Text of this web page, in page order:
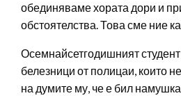
обединяваме хората дори и
обстоятелства. Това сме ние
Осемнайсетгодишният
белезници от полицаи, които
на думите му, че е бил